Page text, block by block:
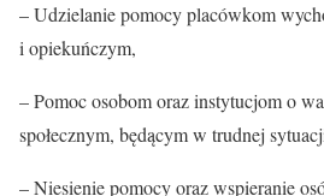
– Udzielanie pomocy placówkom
i opiekuńczym,
– Pomoc osobom oraz instytucjom o
społecznym, będącym w trudnej
– Niesienie pomocy oraz wspieranie